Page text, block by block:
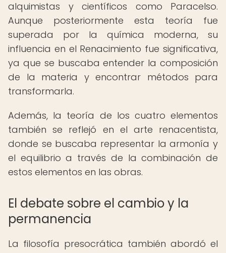
alquimistas y científicos como Paracelso.
Aunque posteriormente esta teoría fue
superada por la química moderna, su
influencia en el Renacimiento fue significativa,
ya que se buscaba entender la composición
de la materia y encontrar métodos para
transformarla.
Además, la teoría de los cuatro elementos
también se reflejó en el arte renacentista,
donde se buscaba representar la armonía y
el equilibrio a través de la combinación de
estos elementos en las obras.
El debate sobre el cambio y la
permanencia
La filosofía presocrática también abordó el